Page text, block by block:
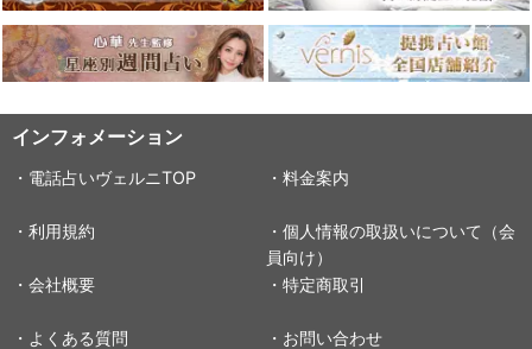
インフォメーション
・電話占いヴェルニTOP ・料金案内
・利用規約
・個人情報の取扱いについて（会
員向け）
・会社概要
・特定商取引
・よくある質問 ・お問い合わせ